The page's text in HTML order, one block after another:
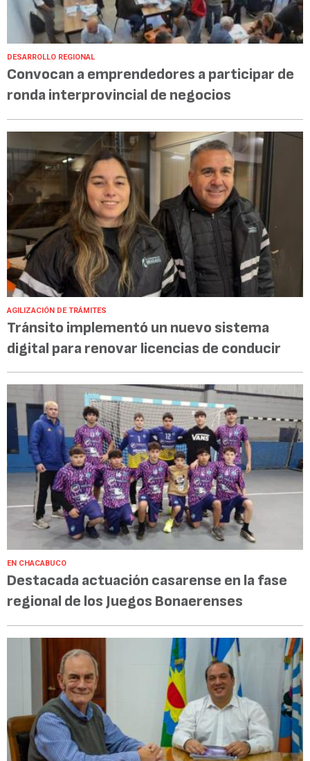
DESARROLLO REGIONAL
Convocan a emprendedores a participar de
ronda interprovincial de negocios
AGILIZACIÓN DE TRÁMITES
Tránsito implementó un nuevo sistema
digital para renovar licencias de conducir
EN CHACABUCO
Destacada actuación casarense en la fase
regional de los Juegos Bonaerenses